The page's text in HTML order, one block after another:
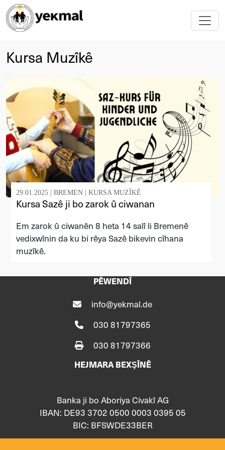
Kursa Muzîkê
29.01.2025 | BREMEN KURSA MUZÎKÊ
Kursa Sazê ji bo zarok û ciwanan
Em zarok û ciwanên 8 heta 14 salî li Bremenê
vedixwînin da ku bi rêya Sazê bikevin cîhana
muzîkê.
PÊWENDÎ
info@yekmal.de
030 81797365
030 81797366
HEJMARA BEXŞÎNÊ
Banka ji bo Aboriya Civakî AG
IBAN: DE93 3702 0500 0003 0395 05
BIC: BFSWDE33BER